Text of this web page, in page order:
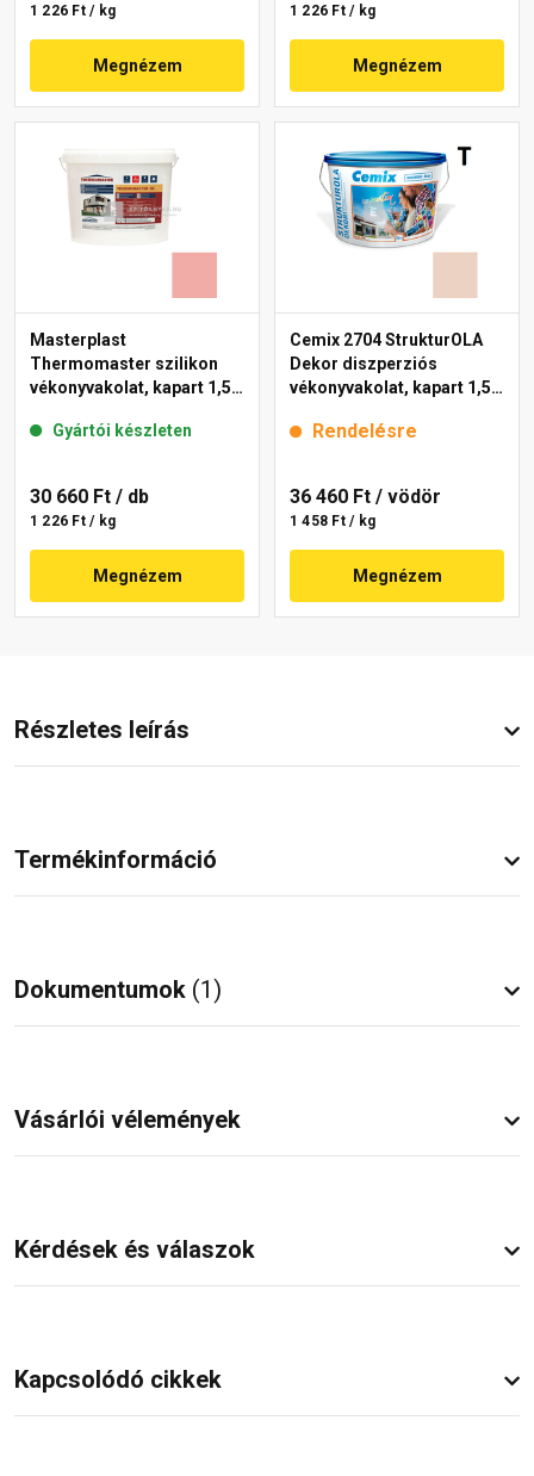
1 226 Ft / kg
Megnézem
1 226 Ft / kg
Megnézem
Masterplast
Thermomaster szilikon
vékonyvakolat, kapart 1,5
Gyártói készleten
30 660 Ft / db
1 226 Ft / kg
Megnézem
Cemix 2704 StrukturOLA
Dekor diszperziós
vékonyvakolat, kapart 1,5
Rendelésre
36 460 Ft / vödör
1 458 Ft / kg
Megnézem
Részletes leírás
Termékinformáció
Dokumentumok (1)
Vásárlói vélemények
Kérdések és válaszok
Kapcsolódó cikkek